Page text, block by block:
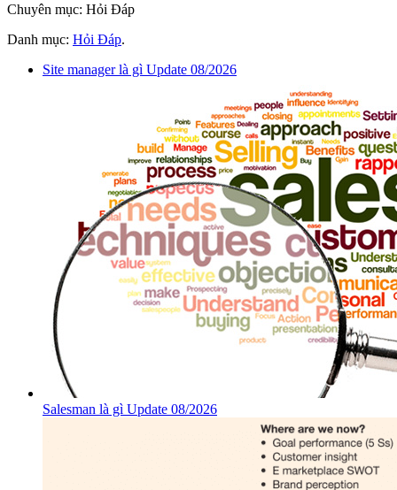
Chuyên mục: Hỏi Đáp
Danh mục: Hỏi Đáp.
Site manager là gì Update 08/2026
Salesman là gì Update 08/2026